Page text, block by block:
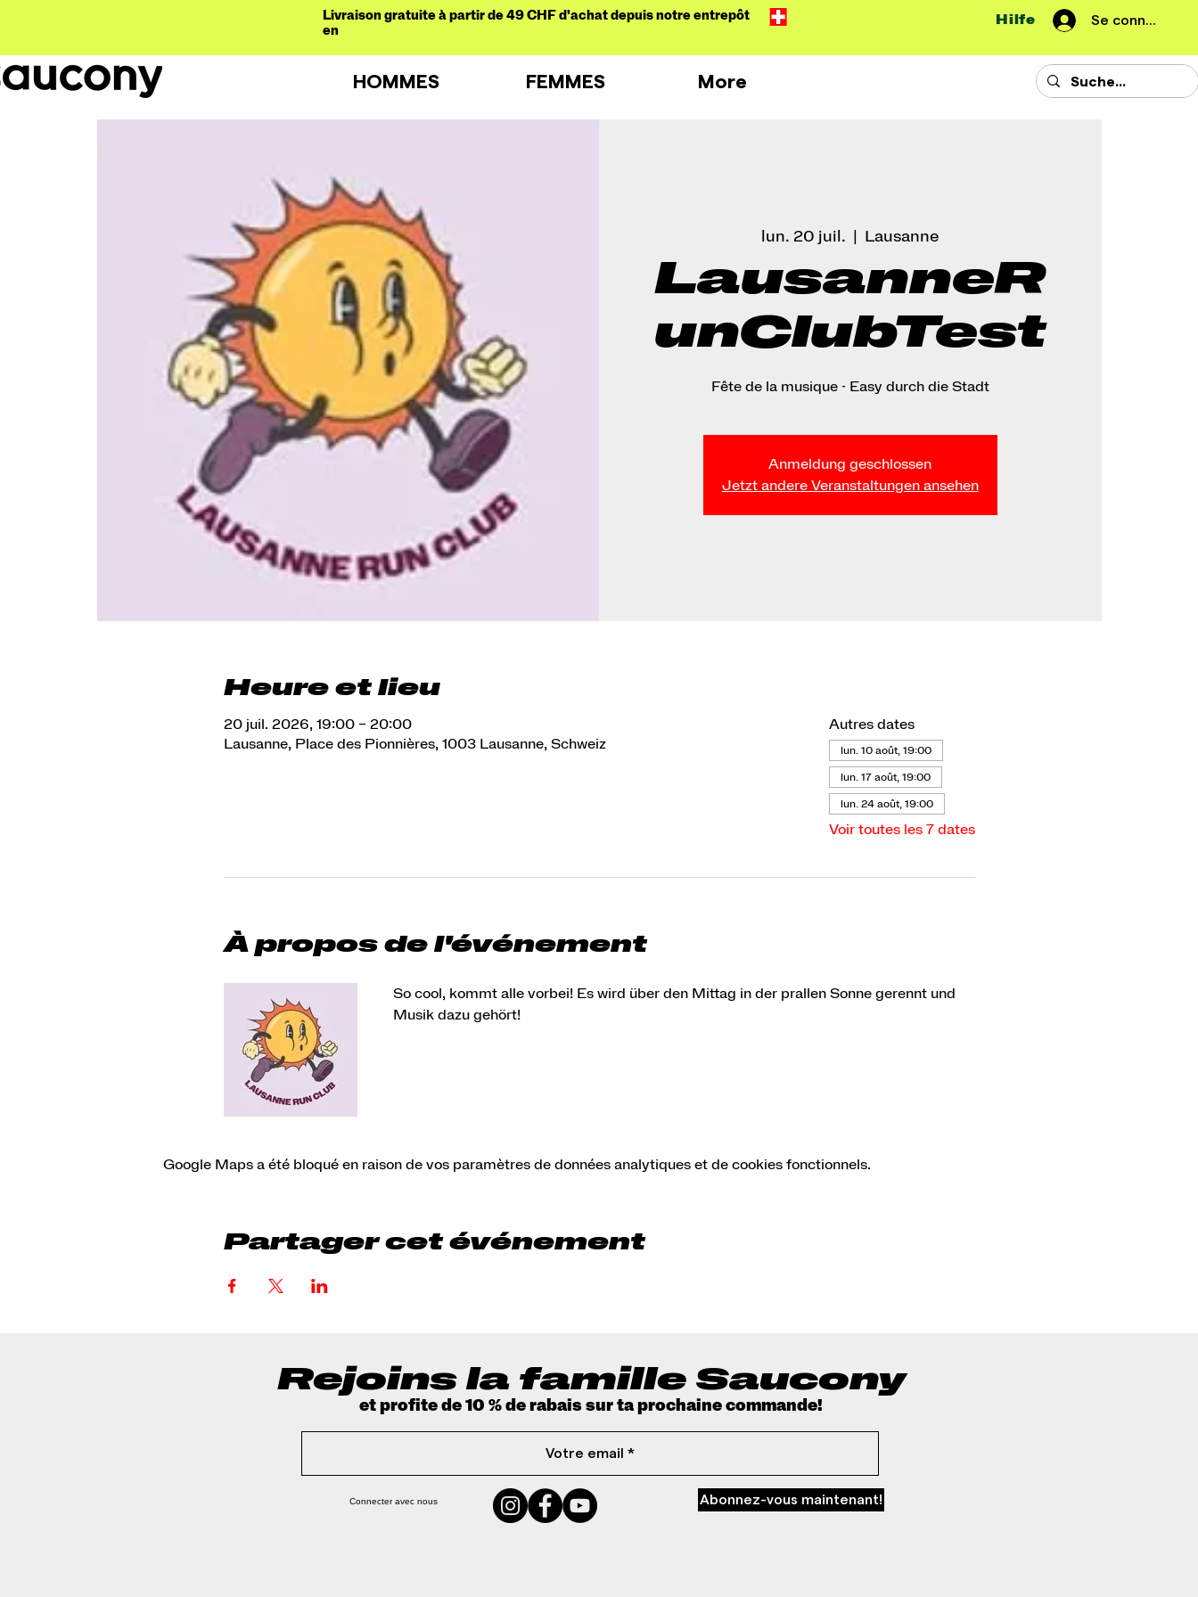
Livraison gratuite à partir de 49 CHF d'achat depuis notre entrepôt
en
Hilfe Se connecter
HOMMES FEMMES More
lun. 20 juil. Lausanne
LausanneR
unClubTest
Fête de la musique - Easy durch die Stadt
Anmeldung geschlossen
Jetzt andere Veranstaltungen ansehen
Heure et lieu
20 juil. 2026, 19:00 – 20:00
Lausanne, Place des Pionnières, 1003 Lausanne, Schweiz
Autres dates
lun. 10 août, 19:00
lun. 17 août, 19:00
lun. 24 août, 19:00
Voir toutes les 7 dates
À propos de l'événement
So cool, kommt alle vorbei! Es wird über den Mittag in der prallen Sonne gerennt und
Musik dazu gehört!
Google Maps a été bloqué en raison de vos paramètres de données analytiques et de cookies fonctionnels.
Partager cet événement
Rejoins la famille Saucony
et profite de 10 % de rabais sur ta prochaine commande!
Connecter avec nous Abonnez-vous maintenant!